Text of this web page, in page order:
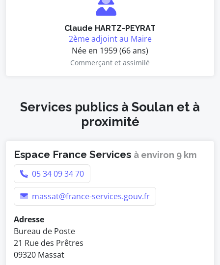
Claude HARTZ-PEYRAT
2ème adjoint au Maire
Née en 1959 (66 ans)
Commerçant et assimilé
Services publics à Soulan et à
proximité
Espace France Services à environ 9 km
05 34 09 34 70
massat@france-services.gouv.fr
Adresse
Bureau de Poste
21 Rue des Prêtres
09320 Massat